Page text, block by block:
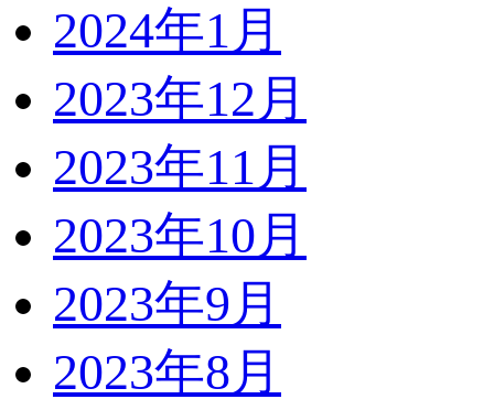
2024年1月
2023年12月
2023年11月
2023年10月
2023年9月
2023年8月